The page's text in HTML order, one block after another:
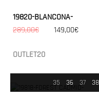
19820-BLANCONA-
289,00€
149,00€
OUTLET20
35 36 37 38